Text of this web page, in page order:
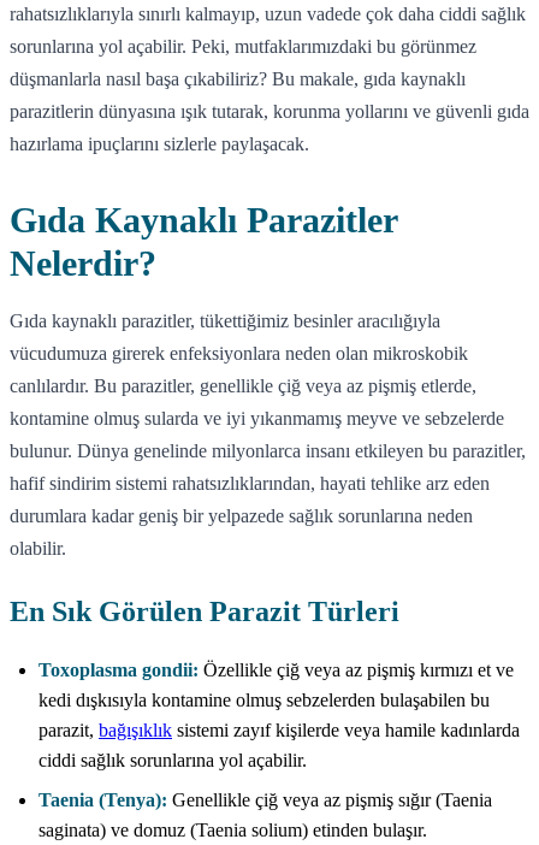
rahatsızlıklarıyla sınırlı kalmayıp, uzun vadede çok daha ciddi sağlık
sorunlarına yol açabilir. Peki, mutfaklarımızdaki bu görünmez
düşmanlarla nasıl başa çıkabiliriz? Bu makale, gıda kaynaklı
parazitlerin dünyasına ışık tutarak, korunma yollarını ve güvenli gıda
hazırlama ipuçlarını sizlerle paylaşacak.
Gıda Kaynaklı Parazitler
Nelerdir?
Gıda kaynaklı parazitler, tükettiğimiz besinler aracılığıyla
vücudumuza girerek enfeksiyonlara neden olan mikroskobik
canlılardır. Bu parazitler, genellikle çiğ veya az pişmiş etlerde,
kontamine olmuş sularda ve iyi yıkanmamış meyve ve sebzelerde
bulunur. Dünya genelinde milyonlarca insanı etkileyen bu parazitler,
hafif sindirim sistemi rahatsızlıklarından, hayati tehlike arz eden
durumlara kadar geniş bir yelpazede sağlık sorunlarına neden
olabilir.
En Sık Görülen Parazit Türleri
Toxoplasma gondii: Özellikle çiğ veya az pişmiş kırmızı et ve
kedi dışkısıyla kontamine olmuş sebzelerden bulaşabilen bu
parazit, bağışıklık sistemi zayıf kişilerde veya hamile kadınlarda
ciddi sağlık sorunlarına yol açabilir.
Taenia (Tenya): Genellikle çiğ veya az pişmiş sığır (Taenia
saginata) ve domuz (Taenia solium) etinden bulaşır.